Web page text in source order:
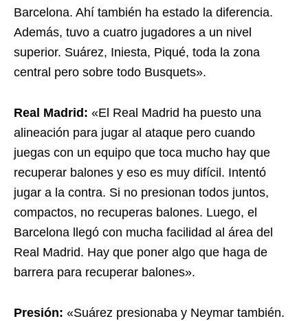
Barcelona. Ahí también ha estado la diferencia.
Además, tuvo a cuatro jugadores a un nivel
superior. Suárez, Iniesta, Piqué, toda la zona
central pero sobre todo Busquets».
Real Madrid: «El Real Madrid ha puesto una
alineación para jugar al ataque pero cuando
juegas con un equipo que toca mucho hay que
recuperar balones y eso es muy difícil. Intentó
jugar a la contra. Si no presionan todos juntos,
compactos, no recuperas balones. Luego, el
Barcelona llegó con mucha facilidad al área del
Real Madrid. Hay que poner algo que haga de
barrera para recuperar balones».
Presión: «Suárez presionaba y Neymar también.